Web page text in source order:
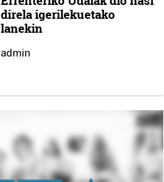
direla igerilekuetako
lanekin
admin